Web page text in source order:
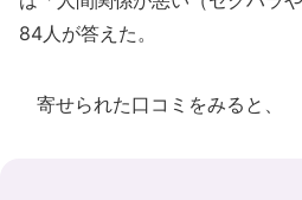
84人が答えた。
寄せられた口コミをみると、